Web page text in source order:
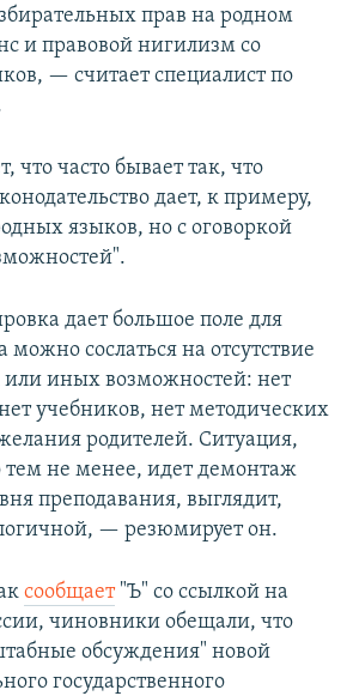
прав на родном
и правовой нигилизм со
— считает специалист по
что часто бывает так, что
дает, к примеру,
языков, но с оговоркой
дает большое поле для
сослаться на отсутствие
или иных возможностей: нет
учебников, нет методических
родителей. Ситуация,
тем не менее, идет демонтаж
преподавания, выглядит,
— резюмирует он.
сообщает"Ъ" со ссылкой на
чиновники обещали, что
обсуждения" новой
государственного